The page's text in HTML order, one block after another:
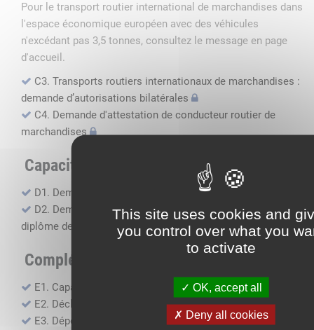
This site uses cookies and
you control over what you
to activate
OK, accept all
Deny all cookies
Pour le transport routier international de marchandises dans
l'espace économique européen avec des véhicules
n'excédant pas 3,5 tonnes, consultez le message en page
d'accueil.
C3. Transports routiers internationaux de marchandises :
demande d’autorisations bilatérales
C4. Demande d'attestation de conducteur routier de
marchandises
Capacité professionnelle
D1. Demande d’attestation de capacité professionnelle
D2. Demande de certificat attestant l'obtention du
diplôme de capacité professionnelle
Compléments, suivi financier
E1. Capacité financière
E2. Déclaration de sous-traitance
E3. Dépôt des comptes annuels